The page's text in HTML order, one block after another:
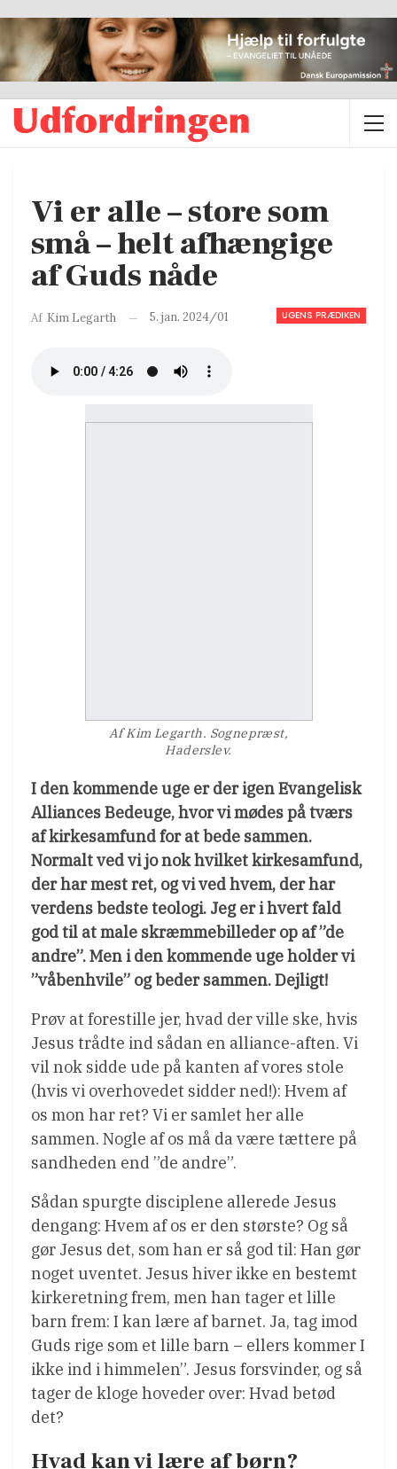
Vi er alle – store som
små – helt afhængige
af Guds nåde
UGENS PRÆDIKEN
Af Kim Legarth 5. jan. 2024/01
Af Kim Legarth. Sognepræst,
Haderslev.
I den kommende uge er der igen Evangelisk
Alliances Bedeuge, hvor vi mødes på tværs
af kirkesamfund for at bede sammen.
Normalt ved vi jo nok hvilket kirkesamfund,
der har mest ret, og vi ved hvem, der har
verdens bedste teologi. Jeg er i hvert fald
god til at male skræmmebilleder op af ”de
andre”. Men i den kommende uge holder vi
”våbenhvile” og beder sammen. Dejligt!
Prøv at forestille jer, hvad der ville ske, hvis
Jesus trådte ind sådan en alliance-aften. Vi
vil nok sidde ude på kanten af vores stole
(hvis vi overhovedet sidder ned!): Hvem af
os mon har ret? Vi er samlet her alle
sammen. Nogle af os må da være tættere på
sandheden end ”de andre”.
Sådan spurgte disciplene allerede Jesus
dengang: Hvem af os er den største? Og så
gør Jesus det, som han er så god til: Han gør
noget uventet. Jesus hiver ikke en bestemt
kirkeretning frem, men han tager et lille
barn frem: I kan lære af barnet. Ja, tag imod
Guds rige som et lille barn – ellers kommer I
ikke ind i himmelen”. Jesus forsvinder, og så
tager de kloge hoveder over: Hvad betød
det?
Hvad kan vi lære af børn?